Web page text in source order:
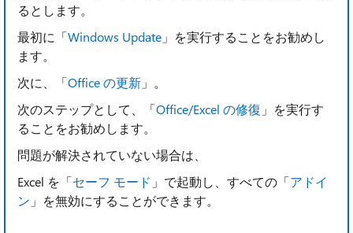
るとします。
最初に「Windows Update 」を実行することをお勧めし
ます。
次に、「Office の更新 」。
次のステップとして、「Office/Excel の修復 」を実行す
ることをお勧めします。
問題が解決されていない場合は、
Excel を「セーフ モード 」で起動し、すべての「アドイ
ン 」を無効にすることができます。